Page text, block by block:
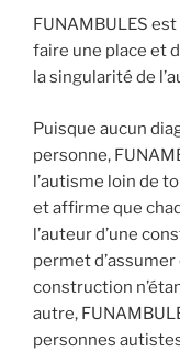
FUNAMBULES
faire une place et
la singularité de
Puisque aucun
personne,
l’autisme loin de
et affirme que
l’auteur d’une
permet
construction
autre,
personnes